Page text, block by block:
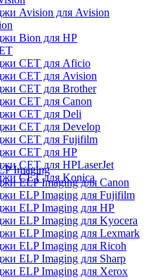
Avision для Avision
Bion для HP
CET для Aficio
CET для Avision
CET для Brother
CET для Canon
CET для Deli
CET для Develop
CET для Fujifilm
CET для HP
CET для HPLaserJet
CET для Konica
Imaging
ELP Imaging для Canon
ELP Imaging для Fujifilm
ELP Imaging для HP
ELP Imaging для Kyocera
ELP Imaging для Lexmark
ELP Imaging для Ricoh
ELP Imaging для Sharp
ELP Imaging для Xerox